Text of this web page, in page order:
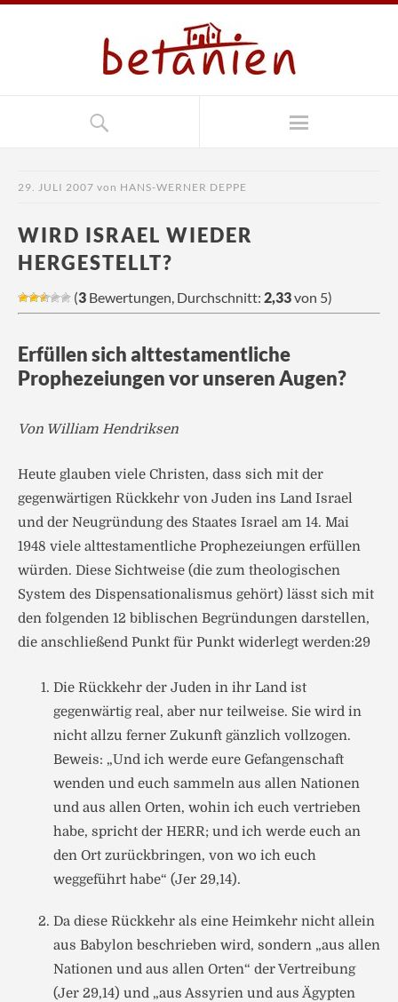
29. JULI 2007 von HANS-WERNER DEPPE
WIRD ISRAEL WIEDER
HERGESTELLT?
(3 Bewertungen, Durchschnitt: 2,33von 5)
Erfüllen sich alttestamentliche
Prophezeiungen vor unseren Augen?
Von William Hendriksen
Heute glauben viele Christen, dass sich mit der
gegenwärtigen Rückkehr von Juden ins Land Israel
und der Neugründung des Staates Israel am 14. Mai
1948 viele alttestamentliche Prophezeiungen erfüllen
würden. Diese Sichtweise (die zum theologischen
System des Dispensationalismus gehört) lässt sich mit
den folgenden 12 biblischen Begründungen darstellen,
die anschließend Punkt für Punkt widerlegt werden:29
Die Rückkehr der Juden in ihr Land ist
gegenwärtig real, aber nur teilweise. Sie wird in
nicht allzu ferner Zukunft gänzlich vollzogen.
Beweis: „Und ich werde eure Gefangenschaft
wenden und euch sammeln aus allen Nationen
und aus allen Orten, wohin ich euch vertrieben
habe, spricht der HERR; und ich werde euch an
den Ort zurückbringen, von wo ich euch
weggeführt habe“ (Jer 29,14).
Da diese Rückkehr als eine Heimkehr nicht allein
aus Babylon beschrieben wird, sondern „aus allen
Nationen und aus allen Orten“ der Vertreibung
(Jer 29,14) und „aus Assyrien und aus Ägypten